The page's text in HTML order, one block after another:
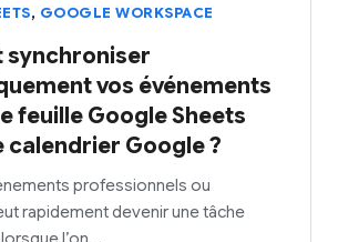
, GOOGLE WORKSPACE
synchroniser
vos événements
feuille Google Sheets
calendrier Google ?
professionnels ou
rapidement devenir une tâche